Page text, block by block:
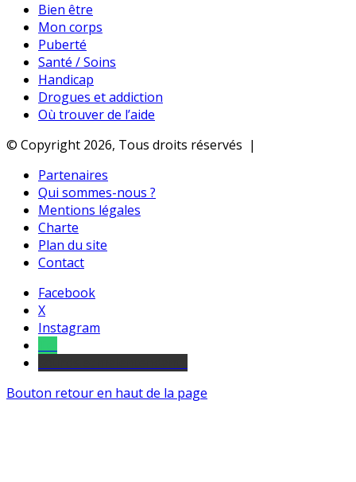
Bien être
Mon corps
Puberté
Santé / Soins
Handicap
Drogues et addiction
Où trouver de l’aide
© Copyright 2026, Tous droits réservés |
Partenaires
Qui sommes-nous ?
Mentions légales
Charte
Plan du site
Contact
Facebook
X
Instagram
Bouton retour en haut de la page